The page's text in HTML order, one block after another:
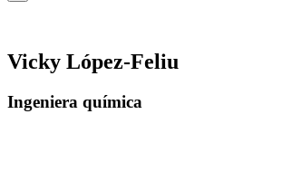
Vicky López-Feliu
Ingeniera química